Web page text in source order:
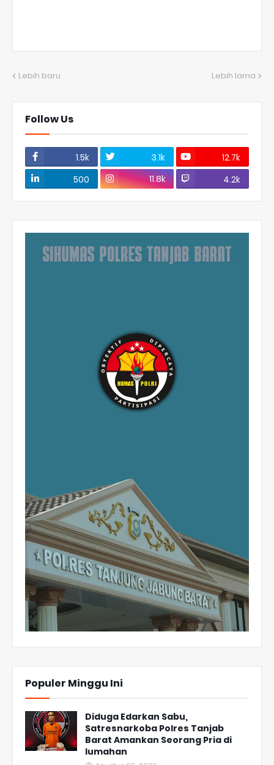
Lebih baru Lebih lama
Follow Us
1.5k 3.1k
12.7k
500
11.8k 4.2k
Populer Minggu Ini
Diduga Edarkan Sabu,
Satresnarkoba Polres Tanjab
Barat Amankan Seorang Pria di
lumahan